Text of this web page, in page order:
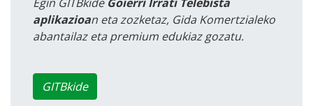
aplikazioan eta zozketaz, Gida Komertzialeko
abantailaz eta premium edukiaz gozatu.
GITBkide